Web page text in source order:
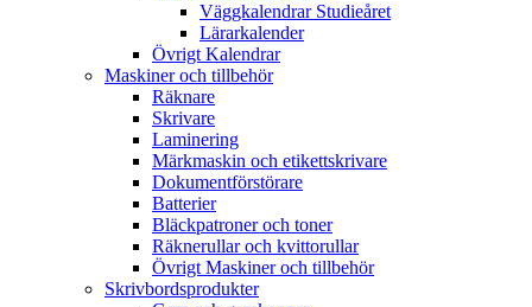
Väggkalendrar Studieåret
Lärarkalender
Övrigt Kalendrar
Maskiner och tillbehör
Räknare
Skrivare
Laminering
Märkmaskin och etikettskrivare
Dokumentförstörare
Batterier
Bläckpatroner och toner
Räknerullar och kvittorullar
Övrigt Maskiner och tillbehör
Skrivbordsprodukter